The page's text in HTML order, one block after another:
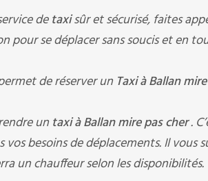
detaxisûr et sécurisé, faites
pour se déplacer sans soucis et en
de réserver un Taxi à Ballan
un taxi à Ballan mire pas cher.
besoins de déplacements. Il vous
un chauffeur selon les disponibilités.